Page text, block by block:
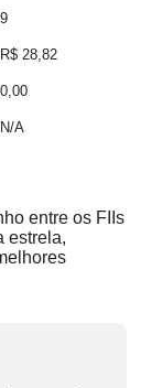
9
R$ 28,82
0,00
N/A
entre os FIIs
estrela,